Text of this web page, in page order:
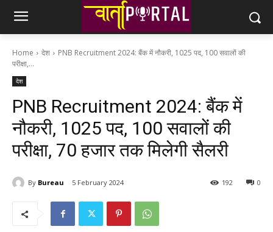
Home देश
PNB Recruitment 2024: बैंक में नौकरी, 1025 पद, 100 सवालों की
परीक्षा,...
देश
PNB Recruitment 2024: बैंक में
नौकरी, 1025 पद, 100 सवालों की
परीक्षा, 70 हजार तक मिलेगी सैलरी
By Bureau 5 February 2024 0
192